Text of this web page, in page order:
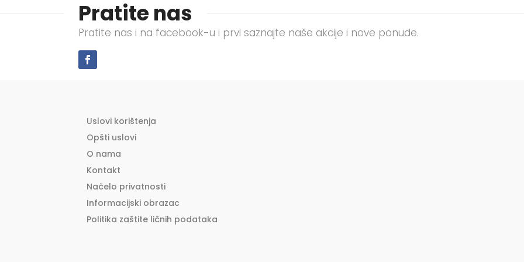
on
Pratite nas
Pratite nas i na facebook-u i prvi saznajte naše akcije i nove ponude.
Uslovi korištenja
Opšti uslovi
O nama
Kontakt
Načelo privatnosti
Informacijski obrazac
Politika zaštite ličnih podataka